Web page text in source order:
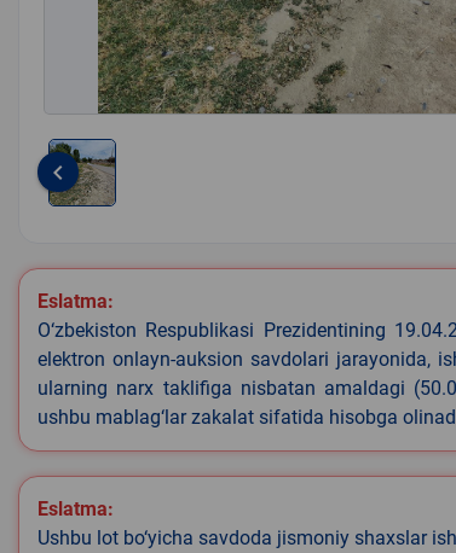
of
1
keyboard_arrow_left
Eslatma:
O‘zbekiston Respublikasi Prezidentining
elektron onlayn-auksion savdolari jarayonida,
ularning narx taklifiga nisbatan amaldagi
ushbu mablag‘lar zakalat sifatida hisobga
Eslatma:
Ushbu lot bo‘yicha savdoda jismoniy shaxslar